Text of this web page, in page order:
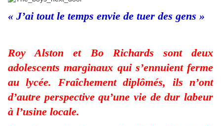
« J’ai tout le temps envie de tuer des gens »
Roy Alston et Bo Richards sont deux
adolescents marginaux qui s’ennuient ferme
au lycée. Fraîchement diplômés, ils n’ont
d’autre perspective qu’une vie de dur labeur
à l’usine locale.